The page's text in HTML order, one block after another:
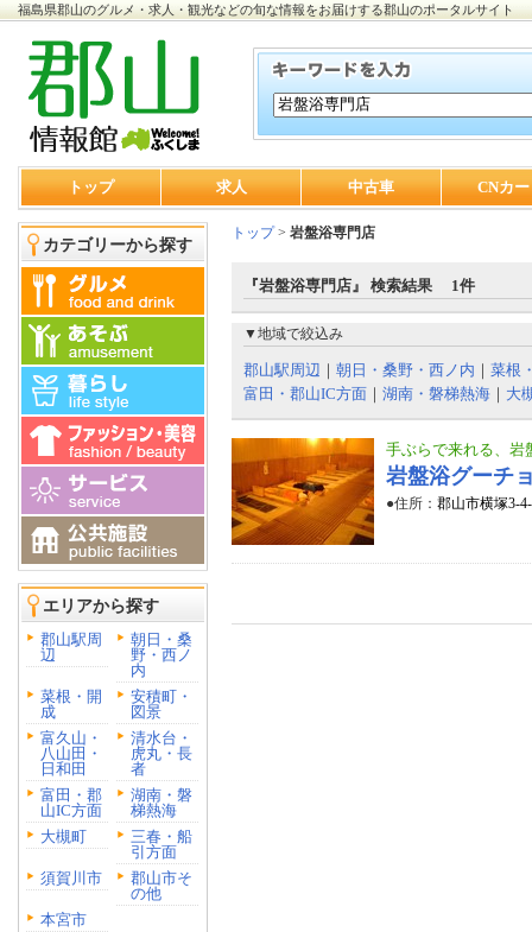
福島県郡山のグルメ・求人・観光などの旬な情報をお届けする郡山のポータルサイト
トップ 求人 中古車 CNカ
カテゴリーから探す
エリアから探す
郡山駅周
辺
朝日・桑
野・西ノ
内
菜根・開
成
安積町・
図景
富久山・
八山田・
日和田
清水台・
虎丸・長
者
富田・郡
山IC方面
湖南・磐
梯熱海
大槻町
三春・船
引方面
須賀川市
郡山市そ
の他
本宮市
トップ> 岩盤浴専門店
『岩盤浴専門店』 検索結果 1件
▼地域で絞込み
郡山駅周辺 ｜ 朝日・桑野・西ノ内 ｜ 菜根
富田・郡山IC方面 ｜ 湖南・磐梯熱海 ｜ 大
手ぶらで来れる、岩
岩盤浴グーチ
●住所： 郡山市横塚3-